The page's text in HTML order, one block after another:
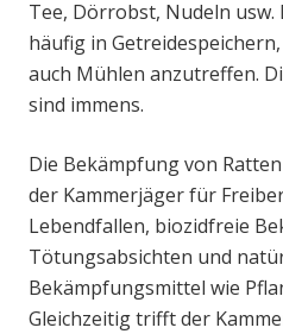
Tee, Dörrobst, Nudeln usw.
häufig in
auch Mühlen anzutreffen.
sind immens.
Die Bekämpfung von
der Kammerjäger für
Lebendfallen, biozidfreie
Tötungsabsichten und
Bekämpfungsmittel wie
Gleichzeitig trifft der